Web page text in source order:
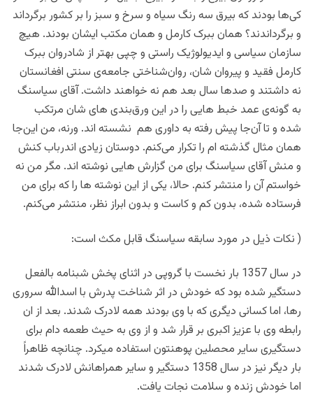
کی‌ها بودند که بیرق سه رنگ سیاه و سرخ و سبز را بر کشور برگرداند
و برگرداندند؟ همان ببرک کارمل و همان مکتب ایشان بودند. هیچ
سازمان سیاسی و ایدیولوژیک راستی و چپی بهتر از شادروان ببرک
کارمل فقید و پیروان شان، روان‌شناختی جامعه‌ی سنتی افغانستان
نه داشتند و صدها سال بعد هم نه خواهند داشت. آقای سیاسنگ
به گونه‌ی عمد خبط هایی را در این ورق‌بندی های شان مرتکب
شده و تا آن‌جا پیش رفته به داوری هم نشسته اند. ورنه، من این‌جا
همان مثال گذشته ام را تکرار می‌کنم. دوستان زیادی اندرباب کنش
‌و منش آقای سیاسنگ برای من گزارش هایی نوشته اند. مگر من نه
خواستم آن را منتشر کنم. حالا، یکی از این نوشته ها را که برای من
فرستاده شده، بدون کم و‌ کاست و بدون ابراز نظر، منتشر می‌‌کنم.
( نکات ذیل در مورد سابقه سیاسنگ قابل مکث است:
در سال 1357 بار نخست با گروپی در اثنای پخش شبنامه بالفعل
دستگیر شده بود که خودش در اثر شناخت پدرش با اسدالله سروری
رها، اما کسانی دیگری که با وی بودند همه لادرک شدند. بعد از ان
رابطه وی با عزیز اکبری بر قرار شد و از وی به حیث طعمه دام برای
دستگیری سایر محصلین پوهنتون استفاده میکرد. چنانچه ظاهراً
بار دیگر نیز در سال 1358 دستگیر و سایر همراهانش لادرک شدند
اما خودش زنده و سلامت نجات یافت.